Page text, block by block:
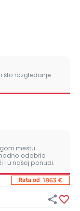
što razgledanje
mestu
odobrio
i u našoj ponudi.
Rata od: 1863 €
 